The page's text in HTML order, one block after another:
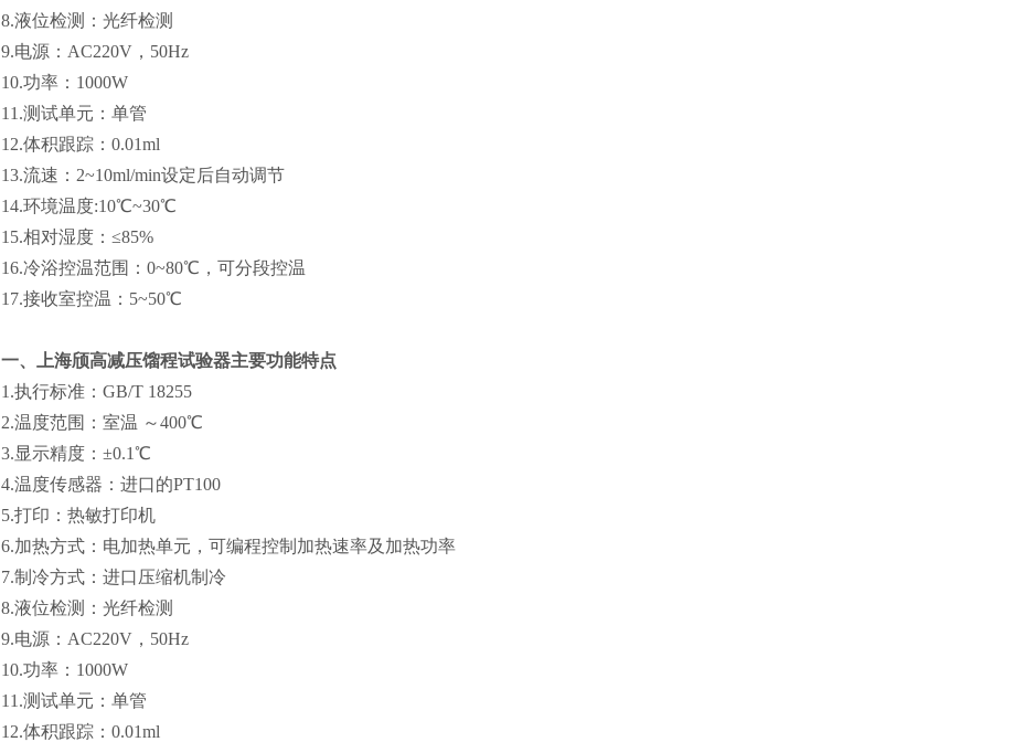
8.液位检测：光纤检测
9.电源：AC220V，50Hz
10.功率：1000W
11.测试单元：单管
12.体积跟踪：0.01ml
13.流速：2~10ml/min设定后自动调节
14.环境温度:10℃~30℃
15.相对湿度：≤85%
16.冷浴控温范围：0~80℃，可分段控温
17.接收室控温：5~50℃
一、 上海颀高减压馏程试验器主要功能特点
1.执行标准：GB/T 18255
2.温度范围：室温 ～400℃
3.显示精度：±0.1℃
4.温度传感器：进口的PT100
5.打印：热敏打印机
6.加热方式：电加热单元，可编程控制加热速率及加热功率
7.制冷方式：进口压缩机制冷
8.液位检测：光纤检测
9.电源：AC220V，50Hz
10.功率：1000W
11.测试单元：单管
12.体积跟踪：0.01ml